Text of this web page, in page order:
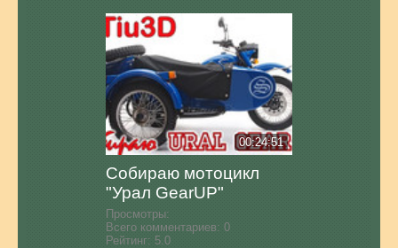
00:24:51
Собираю мотоцикл
"Урал GearUP"
Просмотры:
Всего комментариев: 0
Рейтинг: 5.0